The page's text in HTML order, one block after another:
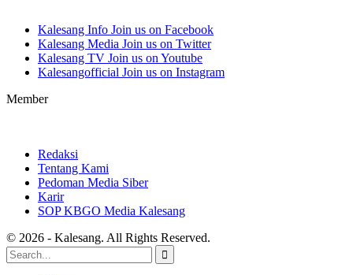
Kalesang Info Join us on Facebook
Kalesang Media Join us on Twitter
Kalesang TV Join us on Youtube
Kalesangofficial Join us on Instagram
Member
Redaksi
Tentang Kami
Pedoman Media Siber
Karir
SOP KBGO Media Kalesang
© 2026 - Kalesang. All Rights Reserved.